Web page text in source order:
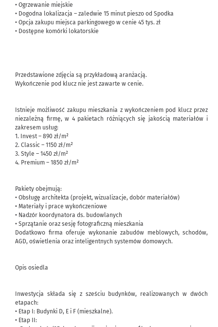
• Ogrzewanie miejskie
• Dogodna lokalizacja – zaledwie 15 minut pieszo od Spodka
• Opcja zakupu miejsca parkingowego w cenie 45 tys. zł
• Dostępne komórki lokatorskie
Przedstawione zdjęcia są przykładową aranżacją.
Wykończenie pod klucz nie jest zawarte w cenie.
Istnieje możliwość zakupu mieszkania z wykończeniem pod klucz przez
niezależną firmę, w 4 pakietach różniących się jakością materiałów i
zakresem usług:
1. Invest – 890 zł/m²
2. Classic – 1150 zł/m²
3. Style – 1450 zł/m²
4. Premium – 1850 zł/m²
Pakiety obejmują:
• Obsługę architekta (projekt, wizualizacje, dobór materiałów)
• Materiały i prace wykończeniowe
• Nadzór koordynatora ds. budowlanych
• Sprzątanie oraz sesję fotograficzną mieszkania
Dodatkowo firma oferuje wykonanie zabudów meblowych, schodów,
AGD, oświetlenia oraz inteligentnych systemów domowych.
Opis osiedla
Inwestycja składa się z sześciu budynków, realizowanych w dwóch
etapach:
• Etap I: Budynki D, E i F (mieszkalne).
• Etap II: